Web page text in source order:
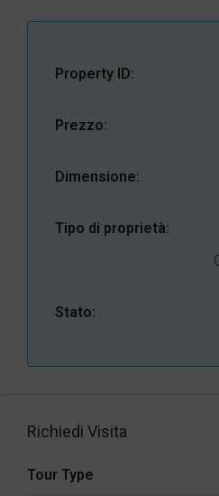
Property ID:
Prezzo:
Dimensione:
Tipo di proprietà:
Stato:
Richiedi Visita
Tour Type